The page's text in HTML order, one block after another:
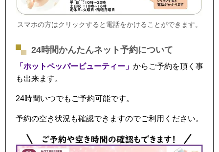
スマホの方はクリックすると電話をかけることができます。
24時間かんたんネット予約について
「ホットペッパービューティー」 からご予約を頂く事
も出来ます。
24時間いつでもご予約可能です。
予約の空き状況も確認できますのでご利用ください。